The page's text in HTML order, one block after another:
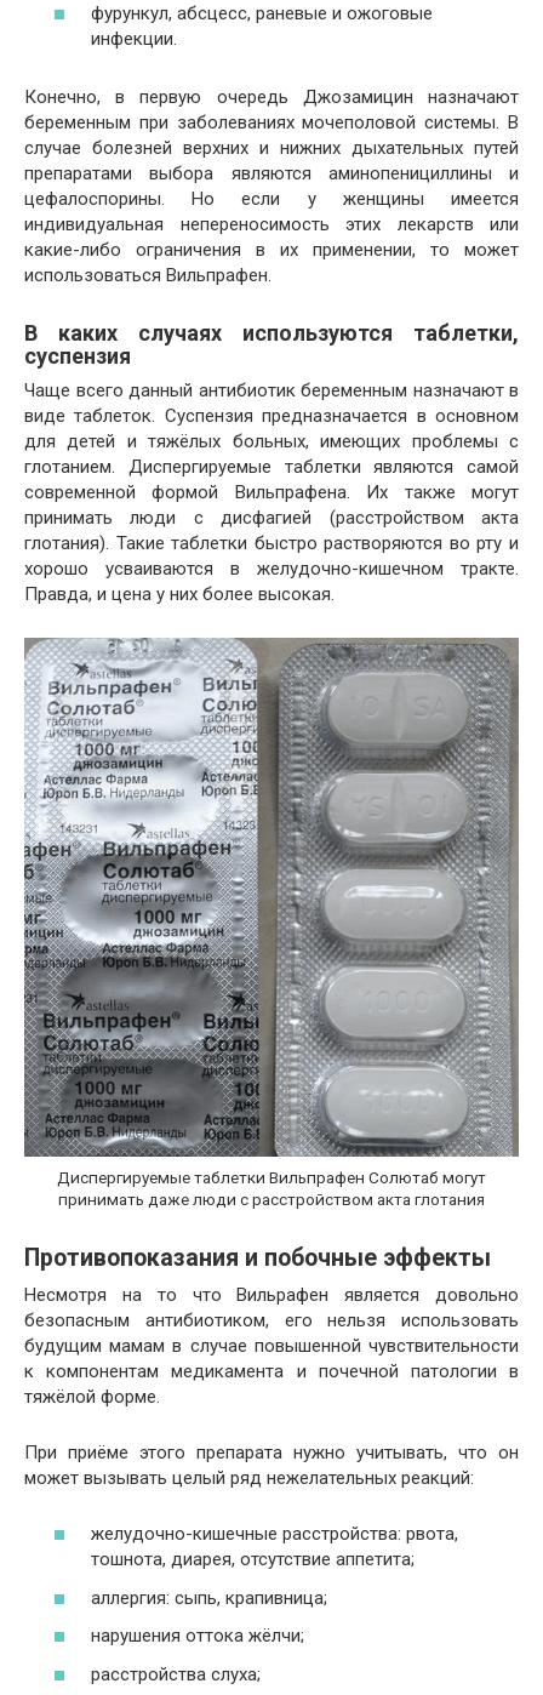
фурункул, абсцесс, раневые и ожоговые
инфекции.
Конечно, в первую очередь Джозамицин назначают
беременным при заболеваниях мочеполовой системы. В
случае болезней верхних и нижних дыхательных путей
препаратами выбора являются аминопенициллины и
цефалоспорины. Но если у женщины имеется
индивидуальная непереносимость этих лекарств или
какие-либо ограничения в их применении, то может
использоваться Вильпрафен.
В каких случаях используются таблетки,
суспензия
Чаще всего данный антибиотик беременным назначают в
виде таблеток. Суспензия предназначается в основном
для детей и тяжёлых больных, имеющих проблемы с
глотанием. Диспергируемые таблетки являются самой
современной формой Вильпрафена. Их также могут
принимать люди с дисфагией (расстройством акта
глотания). Такие таблетки быстро растворяются во рту и
хорошо усваиваются в желудочно-кишечном тракте.
Правда, и цена у них более высокая.
Диспергируемые таблетки Вильпрафен Солютаб могут
принимать даже люди с расстройством акта глотания
Противопоказания и побочные эффекты
Несмотря на то что Вильрафен является довольно
безопасным антибиотиком, его нельзя использовать
будущим мамам в случае повышенной чувствительности
к компонентам медикамента и почечной патологии в
тяжёлой форме.
При приёме этого препарата нужно учитывать, что он
может вызывать целый ряд нежелательных реакций:
желудочно-кишечные расстройства: рвота,
тошнота, диарея, отсутствие аппетита;
аллергия: сыпь, крапивница;
нарушения оттока жёлчи;
расстройства слуха;